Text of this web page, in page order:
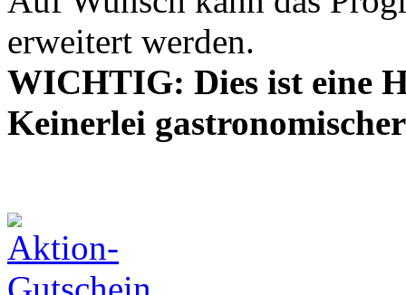
erweitert werden.
WICHTIG: Dies ist eine
Keinerlei